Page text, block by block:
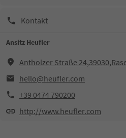
Kontakt
Ansitz Heufler
Antholzer Straße
hello@heufler.com
+39 0474 790200
http://www.heufler.com